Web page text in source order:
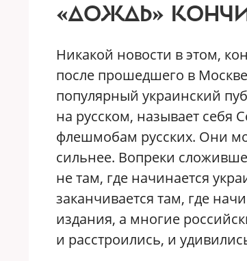
«ДОЖДЬ»
Никакой новости в этом,
после прошедшего в
популярный украинский
на русском, называет себя
флешмобам русских. Они
сильнее. Вопреки
не там, где начинается
заканчивается там, где
издания, а многие
и расстроились, и